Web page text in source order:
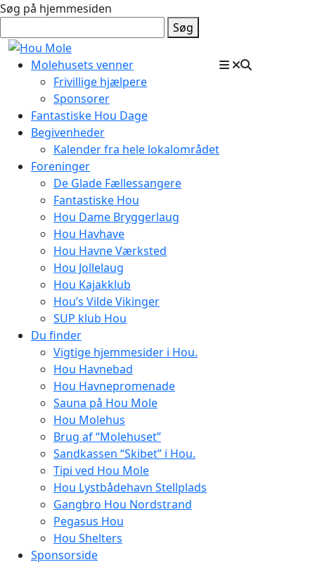
Søg på hjemmesiden
Søg
Molehusets venner
Frivillige hjælpere
Sponsorer
Fantastiske Hou Dage
Begivenheder
Kalender fra hele lokalområdet
Foreninger
De Glade Fællessangere
Fantastiske Hou
Hou Dame Bryggerlaug
Hou Havhave
Hou Havne Værksted
Hou Jollelaug
Hou Kajakklub
Hou’s Vilde Vikinger
SUP klub Hou
Du finder
Vigtige hjemmesider i Hou.
Hou Havnebad
Hou Havnepromenade
Sauna på Hou Mole
Hou Molehus
Brug af “Molehuset”
Sandkassen “Skibet” i Hou.
Tipi ved Hou Mole
Hou Lystbådehavn Stellplads
Gangbro Hou Nordstrand
Pegasus Hou
Hou Shelters
Sponsorside